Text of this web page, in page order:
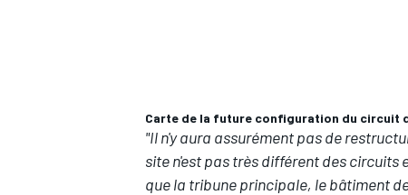
Carte de la future configuration du circuit
"Il n'y aura assurément pas de
site n'est pas très différent des
que la tribune principale, le bâtiment